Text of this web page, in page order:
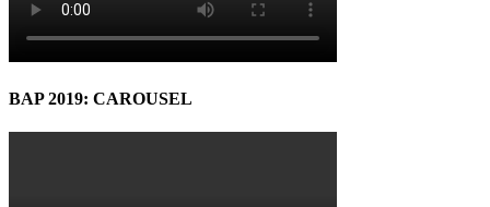
BAP 2019: CAROUSEL